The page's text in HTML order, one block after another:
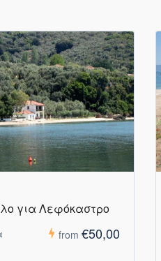
για Λεφόκαστρο
from €50,00